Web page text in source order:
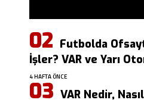
Futbolda
İşler? VAR ve Yarı
4 HAFTA ÖNCE
VAR Nedir,